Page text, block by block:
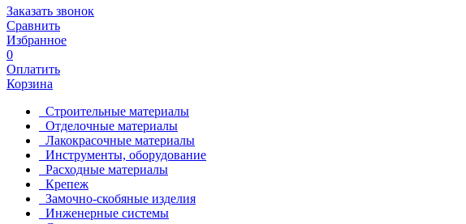
Заказать звонок
Сравнить
Избранное
0
Оплатить
Корзина
Строительные материалы
Отделочные материалы
Лакокрасочные материалы
Инструменты, оборудование
Расходные материалы
Крепеж
Замочно-скобяные изделия
Инженерные системы